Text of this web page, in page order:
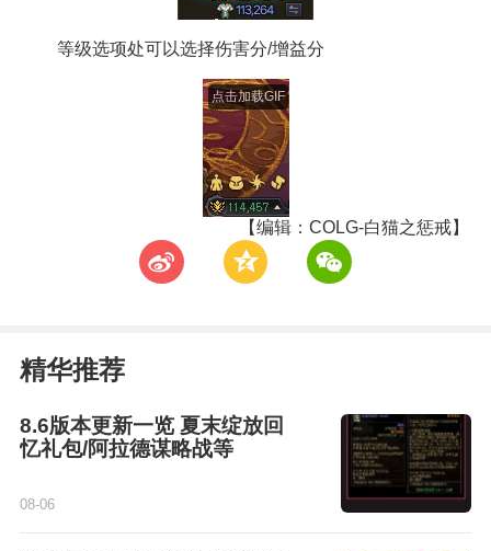
等级选项处可以选择伤害分/增益分
点击加载GIF
【编辑：COLG-白猫之惩戒】
t z w
精华推荐
8.6版本更新一览 夏末绽放回
忆礼包/阿拉德谋略战等
08-06